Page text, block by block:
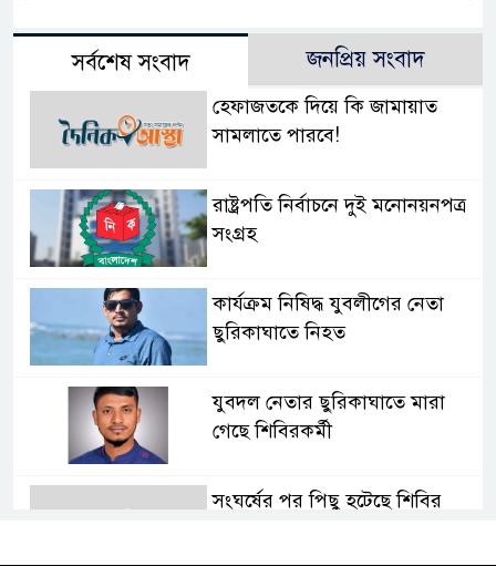
সর্বশেষ সংবাদ জনপ্রিয় সংবাদ
হেফাজতকে দিয়ে কি জামায়াত
সামলাতে পারবে!
রাষ্ট্রপতি নির্বাচনে দুই মনোনয়নপত্র
সংগ্রহ
কার্যক্রম নিষিদ্ধ যুবলীগের নেতা
ছুরিকাঘাতে নিহত
যুবদল নেতার ছুরিকাঘাতে মারা
গেছে শিবিরকর্মী
সংঘর্ষের পর পিছু হটেছে শিবির